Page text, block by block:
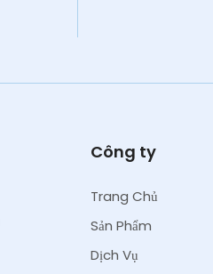
Công ty
Trang Chủ
Sản Phẩm
Dịch Vụ